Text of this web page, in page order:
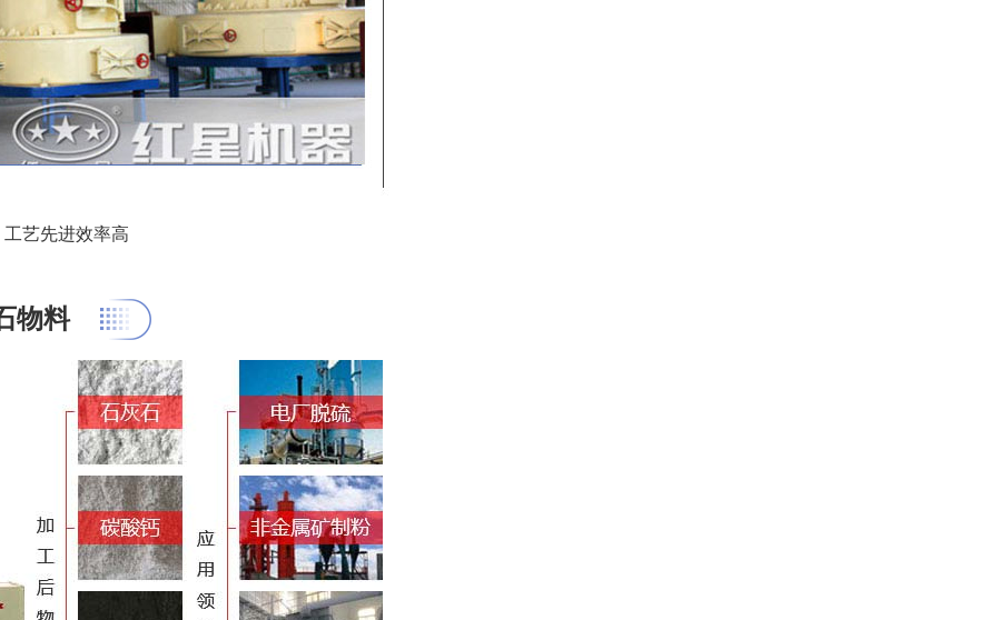
艺先进效率高
物料